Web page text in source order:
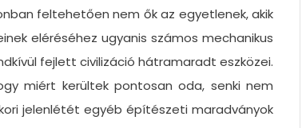
feltehetően nem ők az egyetlenek, akik
eléréséhez ugyanis számos mechanikus
fejlett civilizáció hátramaradt eszközei.
miért kerültek pontosan oda, senki nem
jelenlétét egyéb építészeti maradványok